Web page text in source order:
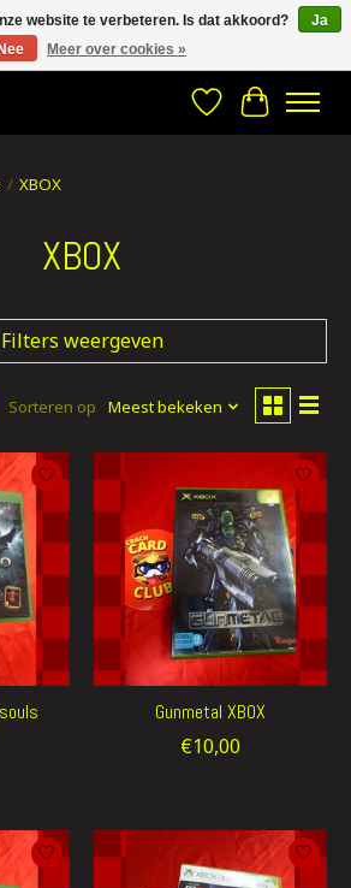
place to Geek out!
Verlanglijst
/ XBOX
XBOX
Filters weergeven
Sorteren op Meest bekeken
Gunmetal XBOX
€10,00
website te verbeteren. Is dat akkoord?
Ja
Nee
Meer over cookies »